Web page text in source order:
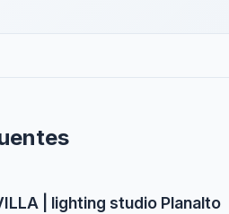
| lighting studio Planalto